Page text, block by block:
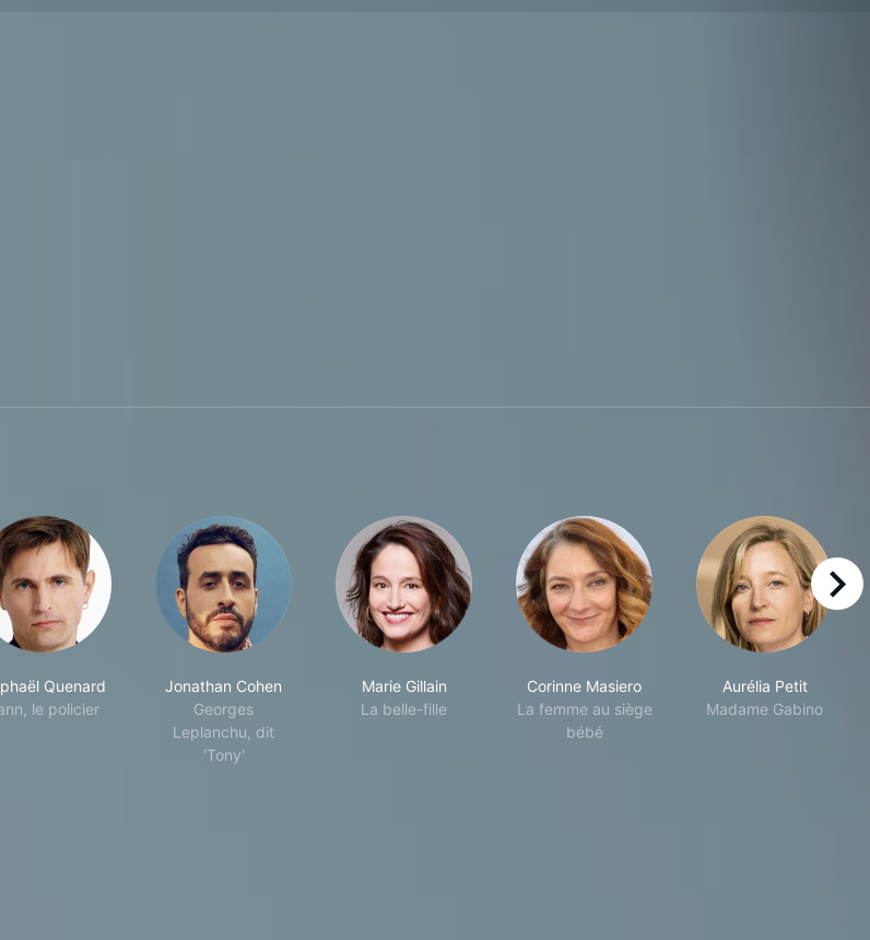
Quenard
le policier
Jonathan Cohen
Georges
Leplanchu, dit
'Tony'
Marie Gillain
La belle-fille
Corinne Masiero
La femme au siège
bébé
Aurélia Petit
Madame Gabino
right